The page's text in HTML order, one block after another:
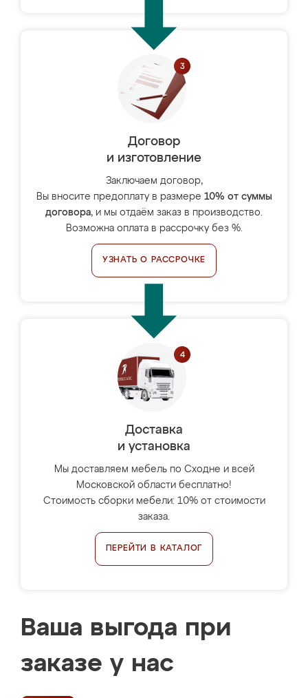
Договор
и изготовление
Заключаем договор,
Вы вносите предоплату в размере 10% от суммы
договора, и мы отдаём заказ в производство.
Возможна оплата в рассрочку без %.
УЗНАТЬ О РАССРОЧКЕ
Доставка
и установка
Мы доставляем мебель по Сходне и всей
Московской области бесплатно!
Стоимость сборки мебели: 10% от стоимости
заказа.
ПЕРЕЙТИ В КАТАЛОГ
Ваша выгода при
заказе у нас